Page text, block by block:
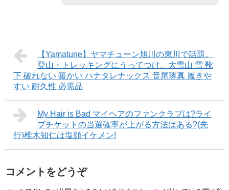
【Yamatune】ヤマチューン旭川の東川で話題。
登山・トレッキングにうってつけ。大雪山 雪 靴
下 破れない 暖かい ハナタレナックス 音尾琢真 履きや
すい 耐久性 必需品
My Hair is Bad マイヘアのファンクラブは?ライ
ブチケットの当選確率が上がる方法はある?(先
行)椎木知仁は塩顔イケメン!
コメントをどうぞ